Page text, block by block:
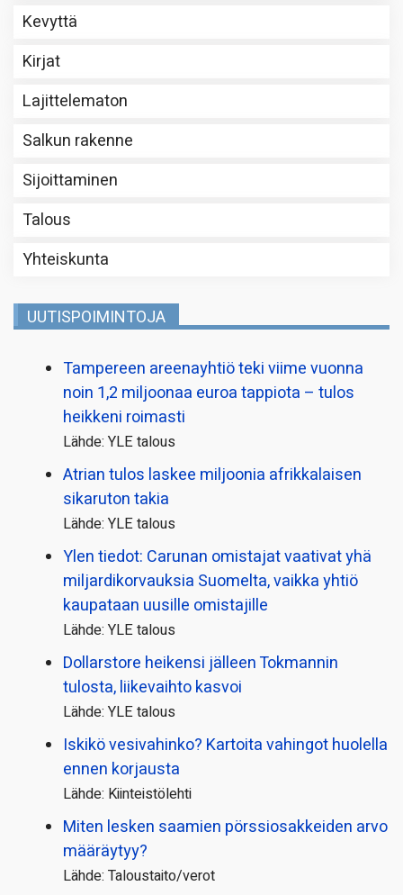
Kevyttä
Kirjat
Lajittelematon
Salkun rakenne
Sijoittaminen
Talous
Yhteiskunta
UUTISPOIMINTOJA
Tampereen areenayhtiö teki viime vuonna
noin 1,2 miljoonaa euroa tappiota – tulos
heikkeni roimasti
Lähde: YLE talous
Atrian tulos laskee miljoonia afrikkalaisen
sikaruton takia
Lähde: YLE talous
Ylen tiedot: Carunan omistajat vaativat yhä
miljardi­korvauksia Suomelta, vaikka yhtiö
kaupataan uusille omistajille
Lähde: YLE talous
Dollarstore heikensi jälleen Tokmannin
tulosta, liikevaihto kasvoi
Lähde: YLE talous
Iskikö vesivahinko? Kartoita vahingot huolella
ennen korjausta
Lähde: Kiinteistölehti
Miten lesken saamien pörssi­osakkeiden arvo
määräytyy?
Lähde: Taloustaito/verot